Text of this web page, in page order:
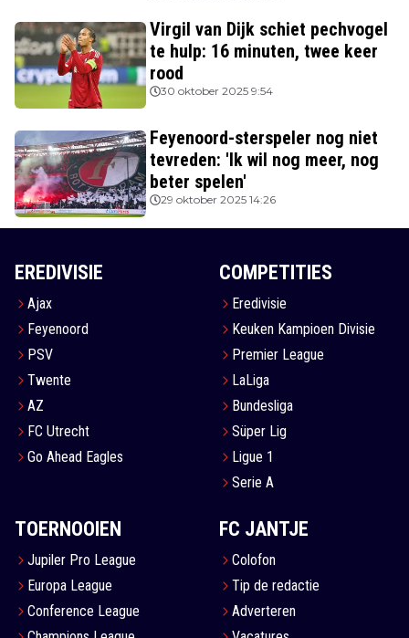
Virgil van Dijk schiet pechvogel
te hulp: 16 minuten, twee keer
rood
30 oktober 2025 9:54
Feyenoord-sterspeler nog niet
tevreden: 'Ik wil nog meer, nog
beter spelen'
29 oktober 2025 14:26
EREDIVISIE
Ajax
Feyenoord
PSV
Twente
AZ
FC Utrecht
Go Ahead Eagles
COMPETITIES
Eredivisie
Keuken Kampioen Divisie
Premier League
LaLiga
Bundesliga
Süper Lig
Ligue 1
Serie A
TOERNOOIEN
Jupiler Pro League
Europa League
Conference League
FC JANTJE
Colofon
Tip de redactie
Adverteren